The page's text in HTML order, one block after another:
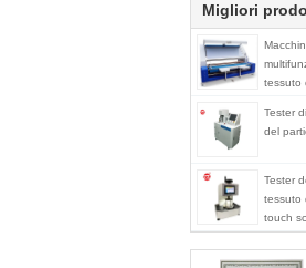
Migliori
tessuto
Tester
del
Tester
tessuto
touch